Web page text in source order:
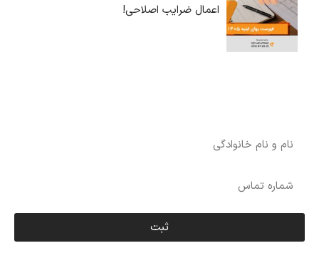
اعمال ضرایب اصلاحی!